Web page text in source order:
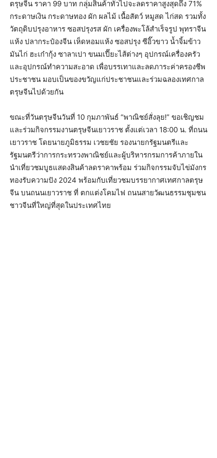
ตรุษจีน ราคา 99 บาท กลุ่มสินค้าทั่วไปจะลดราคาสูงสุดถึง 71%
กระดาษเงิน กระดาษทอง ผัก ผลไม้ เนื้อสัตว์ หมูสด ไก่สด รวมทั้ง
วัตถุดิบปรุงอาหาร ซอสปรุงรส ผัก เครื่องพะโล้สำเร็จรูป พุทราจีน
แห้ง ปลากระป๋องจีน เห็ดหอมแห้ง ซอสปรุง ซีอิ๊วขาว น้ำจิ้มข้าว
มันไก่ ฮะเก๋ากุ้ง ซาลาเปา ขนมเปี๊ยะไส้ต่างๆ อุปกรณ์เครื่องครัว
และอุปกรณ์ทำความสะอาด เพื่อบรรเทาและลดภาระค่าครองชีพ
ประชาชน มอบเป็นของขวัญแก่ประชาชนและร่วมฉลองเทศกาล
ตรุษจีนไปด้วยกัน
ขณะที่วันตรุษจีนวันที่ 10 กุมภาพันธ์ “พาณิชย์สั่งลุย!” ขอเชิญชม
และร่วมกิจกรรมงานตรุษจีนเยาวราช ตั้งแต่เวลา 18:00 น. ที่ถนน
เยาวราช โดยนายภูมิธรรม เวชยชัย รองนายกรัฐมนตรีและ
รัฐมนตรีว่าการกระทรวงพาณิชย์และผู้บริหารกรมการค้าภายใน
นำเที่ยวชมบูธแสดงสินค้าลดราคาพร้อม ร่วมกิจกรรมจับไข่มังกร
ทองรับความปัง 2024 พร้อมกับเที่ยวชมบรรยากาศเทศกาลตรุษ
จีน บนถนนเยาวราช ที่ ตกแต่งโคมไฟ ถนนสายวัฒนธรรมชุมชน
ชาวจีนที่ใหญ่ที่สุดในประเทศไทย